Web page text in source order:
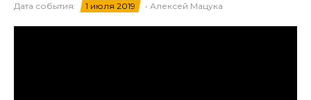
Дата события: 1 июля 2019 • Алексей Мацука